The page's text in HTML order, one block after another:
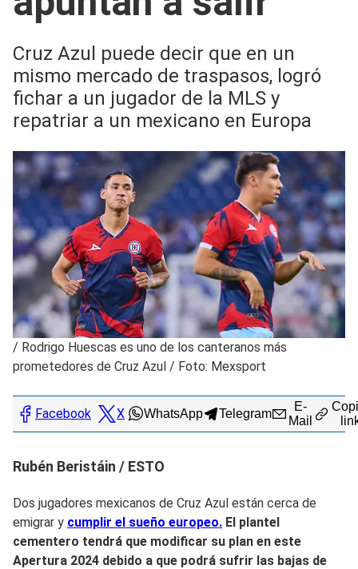
Cruz Azul puede decir que en un
mismo mercado de traspasos, logró
fichar a un jugador de la MLS y
repatriar a un mexicano en Europa
/ Rodrigo Huescas es uno de los canteranos más
prometedores de Cruz Azul / Foto: Mexsport
Facebook X WhatsApp Telegram
E-
Mail
Rubén Beristáin / ESTO
Dos jugadores mexicanos de Cruz Azul están cerca de
emigrar y cumplir el sueño europeo. El plantel
cementero tendrá que modificar su plan en este
Apertura 2024 debido a que podrá sufrir las bajas de